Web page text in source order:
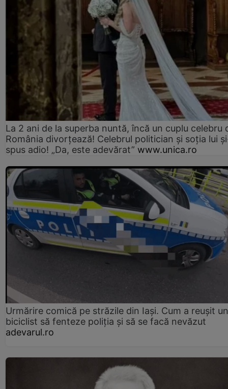
La 2 ani de la superba nuntă, încă un cuplu celebru
România divorțează! Celebrul politician și soția lui
spus adio! „Da, este adevărat” www.unica.ro
Urmărire comică pe străzile din Iași. Cum a reușit un
biciclist să fenteze poliția și să se facă nevăzut
adevarul.ro